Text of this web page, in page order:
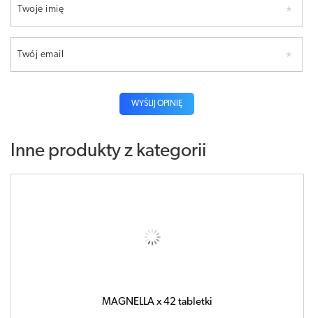
Twoje imię
Twój email
WYŚLIJ OPINIĘ
Inne produkty z kategorii
MAGNELLA x 42 tabletki